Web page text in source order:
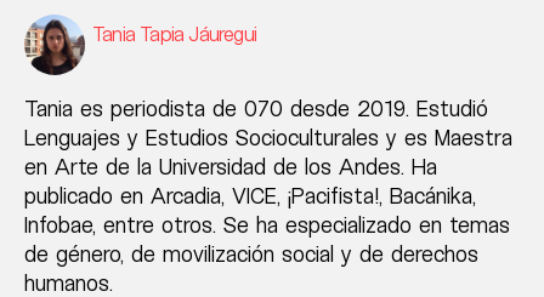
Tania Tapia Jáuregui
Tania es periodista de 070 desde 2019. Estudió
Lenguajes y Estudios Socioculturales y es Maestra
en Arte de la Universidad de los Andes. Ha
publicado en Arcadia, VICE, ¡Pacifista!, Bacánika,
Infobae, entre otros. Se ha especializado en temas
de género, de movilización social y de derechos
humanos.